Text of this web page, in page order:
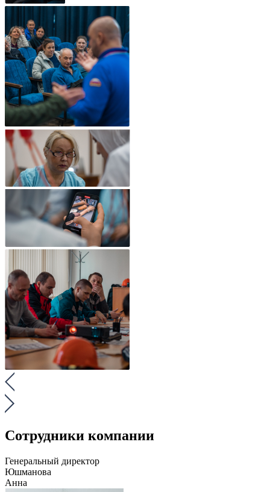
Сотрудники компании
Генеральный директор
Юшманова
Анна